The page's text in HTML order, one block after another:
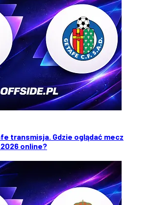
transmisja. Gdzie oglądać mecz
online?